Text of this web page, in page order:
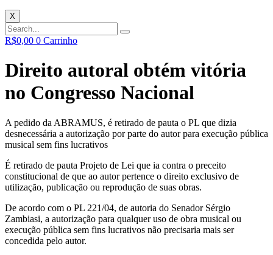
X
R$0,00 0 Carrinho
Direito autoral obtém vitória
no Congresso Nacional
A pedido da ABRAMUS, é retirado de pauta o PL que dizia
desnecessária a autorização por parte do autor para execução pública
musical sem fins lucrativos
É retirado de pauta Projeto de Lei que ia contra o preceito
constitucional de que ao autor pertence o direito exclusivo de
utilização, publicação ou reprodução de suas obras.
De acordo com o PL 221/04, de autoria do Senador Sérgio
Zambiasi, a autorização para qualquer uso de obra musical ou
execução pública sem fins lucrativos não precisaria mais ser
concedida pelo autor.